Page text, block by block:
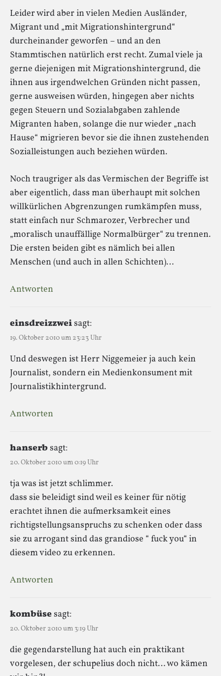
Leider wird aber in vielen Medien Ausländer,
Migrant und „mit Migrationshintergrund“
durcheinander geworfen – und an den
Stammtischen natürlich erst recht. Zumal viele ja
gerne diejenigen mit Migrationshintergrund, die
ihnen aus irgendwelchen Gründen nicht passen,
gerne ausweisen würden, hingegen aber nichts
gegen Steuern und Sozialabgaben zahlende
Migranten haben, solange die nur wieder „nach
Hause“ migrieren bevor sie die ihnen zustehenden
Sozialleistungen auch beziehen würden.
Noch traugriger als das Vermischen der Begriffe ist
aber eigentlich, dass man überhaupt mit solchen
willkürlichen Abgrenzungen rumkämpfen muss,
statt einfach nur Schmarozer, Verbrecher und
„moralisch unauffällige Normalbürger“ zu trennen.
Die ersten beiden gibt es nämlich bei allen
Menschen (und auch in allen Schichten)…
Antworten
einsdreizzweisagt:
19. Oktober 2010 um 23:23 Uhr
Und deswegen ist Herr Niggemeier ja auch kein
Journalist, sondern ein Medienkonsument mit
Journalistikhintergrund.
Antworten
hanserb sagt:
20. Oktober 2010 um 0:19 Uhr
tja was ist jetzt schlimmer.
dass sie beleidigt sind weil es keiner für nötig
erachtet ihnen die aufmerksamkeit eines
richtigstellungsanspruchs zu schenken oder dass
sie zu arrogant sind das grandiose “ fuck you“ in
diesem video zu erkennen.
Antworten
kombüsesagt:
20. Oktober 2010 um 3:19 Uhr
die gegendarstellung hat auch ein praktikant
vorgelesen, der schupelius doch nicht… wo kämen